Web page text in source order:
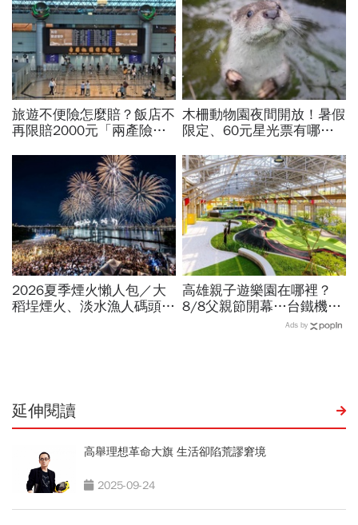
旅遊不便險怎麼賠？飯店不
再限賠2000元「兩產險」
麼報？達人教戰旅平險理賠
木柵動物園夜間開放！暑假
限定、60元星光票有哪些
間、門票、最佳遊園路線總
整理
2026夏季煙火懶人包／大
稻埕煙火、淡水漁人碼頭、
高雄親子遊樂園在哪裡？
8/8父親節開幕…台鐵機廠
變身遊樂園，30項設施要
Ads by
延伸閱讀
高舉理想革命大旗 生活卻陷荒謬窘境
2025-09-24